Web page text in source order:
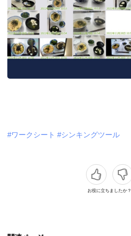
#ワークシート #シンキングツール
お役に立ちましたか？